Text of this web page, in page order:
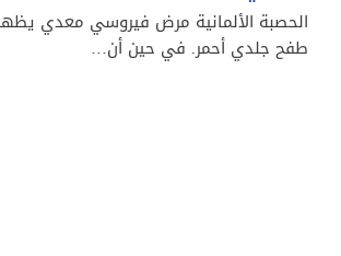
الحصبة الألمانية مرض فيروسي معدي
طفح جلدي أحمر. في حين أن…